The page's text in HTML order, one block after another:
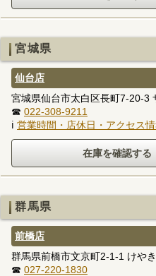
宮城県
仙台店
宮城県仙台市太白区長町7-20-3
☎ 022-308-9211
ℹ 営業時間・店休日・アクセス
群馬県
前橋店
群馬県前橋市文京町2-1-1 けや
☎ 027-220-1830